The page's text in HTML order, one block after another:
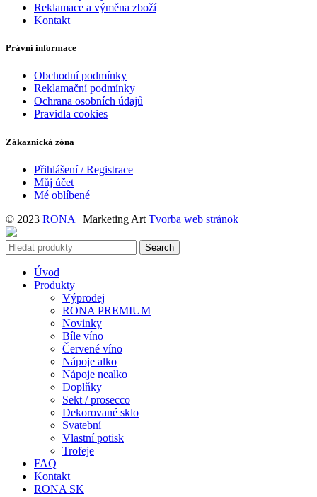
Reklamace a výměna zboží
Kontakt
Právní informace
Obchodní podmínky
Reklamační podmínky
Ochrana osobních údajů
Pravidla cookies
Zákaznická zóna
Přihlášení / Registrace
Můj účet
Mé oblíbené
© 2023 RONA | Marketing Art Tvorba web stránok
Search
Úvod
Produkty
Výprodej
RONA PREMIUM
Novinky
Bíle víno
Červené víno
Nápoje alko
Nápoje nealko
Doplňky
Sekt / prosecco
Dekorované sklo
Svatební
Vlastní potisk
Trofeje
FAQ
Kontakt
RONA SK